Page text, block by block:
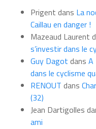
moisPrigent dans La
Caillau en danger !
Mazeaud Laurent
s’investir dans le
Guy Dagot dans A
dans le cyclisme
RENOUT dans
(32)
Jean Dartigolles
ami